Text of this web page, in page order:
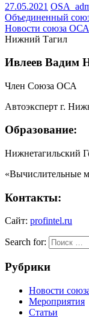
27.05.2021
Объединенный
Новости союза ОСА
Нижний Тагил
Ивлеев Вадим
Член Союза ОСА
Автоэксперт г.
Образование:
Нижнетагильский
«Вычислительные
Контакты:
Сайт: profintel.ru
Search for:
Рубрики
Новости
Мероприятия
Статьи